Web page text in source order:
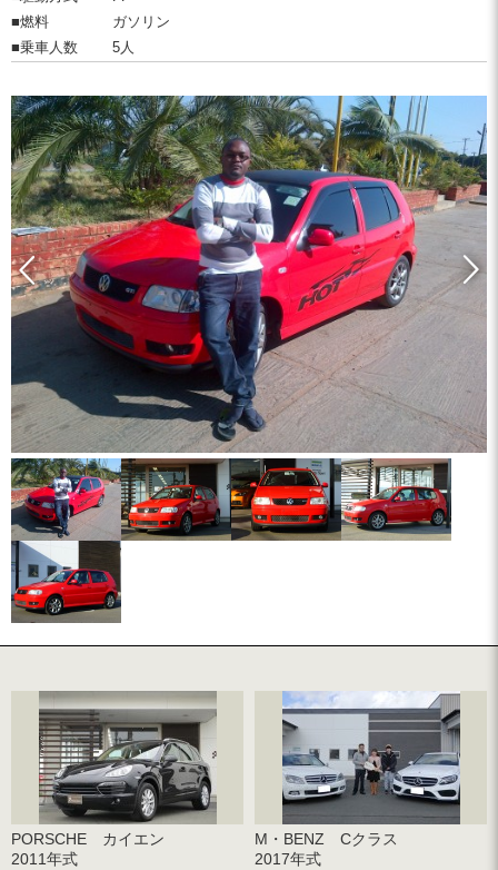
■燃料
ガソリン
■乗車人数
5人
PORSCHE カイエン
2011年式
M・BENZ Cクラス
2017年式